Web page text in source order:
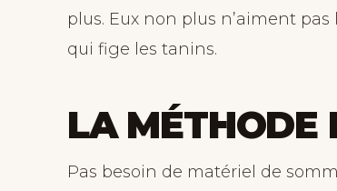
plus. Eux non plus n’aiment
qui fige les tanins.
LA MÉTHODE
Pas besoin de matériel de